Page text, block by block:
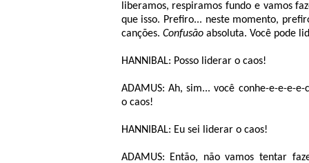
liberamos, respiramos fundo e vamos
que isso. Prefiro... neste momento,
canções. Confusãoabsoluta. Você pode
HANNIBAL: Posso liderar o caos!
ADAMUS: Ah, sim... você conhe-e-e-e-e-
o caos!
HANNIBAL: Eu sei liderar o caos!
ADAMUS: Então, não vamos tentar